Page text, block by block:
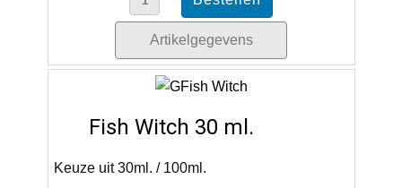
Artikelgegevens
Fish Witch 30 ml.
Keuze uit 30ml. / 100ml.